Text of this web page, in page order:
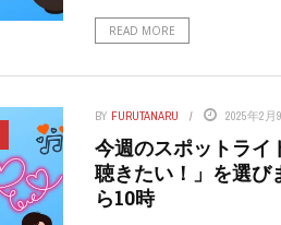
READ MORE
BY FURUTANARU 2025年2月
今週のスポットラ
聴きたい！」を選び
ら10時